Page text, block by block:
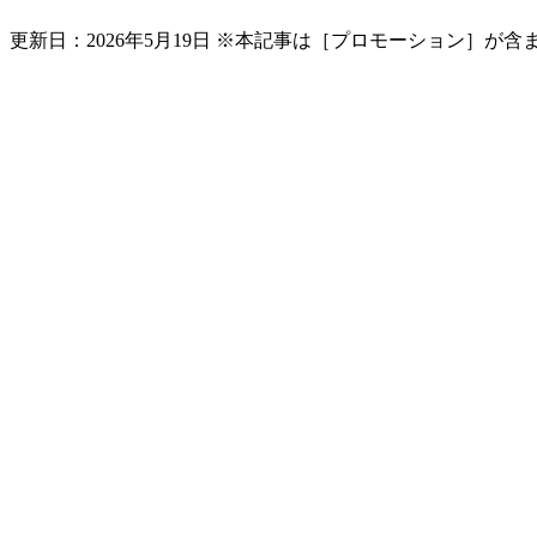
更新日： 2026年5月19日 ※本記事は［プロモーション］が含